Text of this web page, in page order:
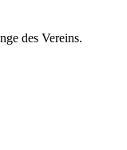
des Vereins.